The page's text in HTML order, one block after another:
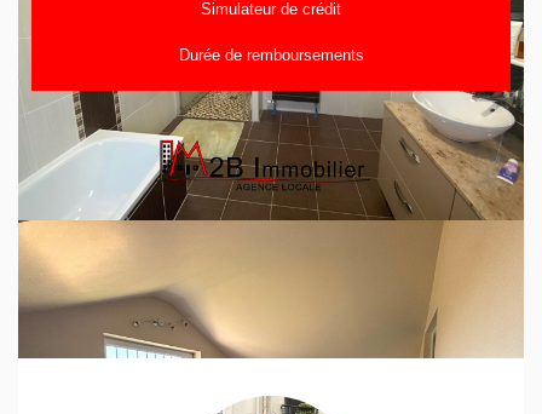
Simulateur de crédit
Durée de remboursements